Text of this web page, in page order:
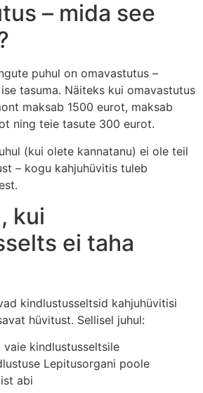
– mida see
puhul on omavastutus –
tasuma. Näiteks kui omavastutus
maksab 1500 eurot, maksab
ning teie tasute 300 eurot.
(kui olete kannatanu) ei ole teil
– kogu kahjuhüvitis tuleb
kui
ei taha
kindlustusseltsid kahjuhüvitisi
hüvitust. Sellisel juhul:
vaie kindlustusseltsile
Lepitusorgani poole
abi